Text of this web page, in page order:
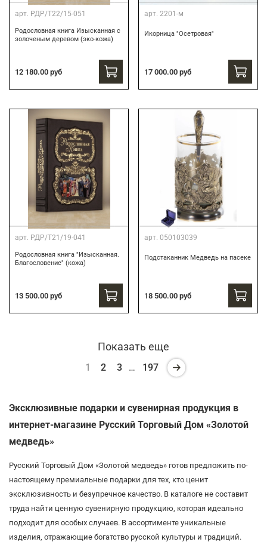
арт. РДР/Т22/15-051
Родословная книга Изысканная с
золоченым деревом (эко-кожа)
12 180.00 руб
арт. 2201-м
Икорница "Осетровая"
17 000.00 руб
арт. РДР/Т21/19-041
Родословная книга "Изысканная.
Благословение" (кожа)
13 500.00 руб
арт. 050103039
Подстаканник Медведь на пасеке
18 500.00 руб
Показать еще
1 2 3 … 197
Эксклюзивные подарки и сувенирная продукция в
интернет-магазине Русский Торговый Дом «Золотой
медведь»
Русский Торговый Дом «Золотой медведь» готов предложить по-
настоящему премиальные подарки для тех, кто ценит
эксклюзивность и безупречное качество. В каталоге не составит
труда найти ценную сувенирную продукцию, которая идеально
подходит для особых случаев. В ассортименте уникальные
изделия, отражающие богатство русской культуры и традиций.